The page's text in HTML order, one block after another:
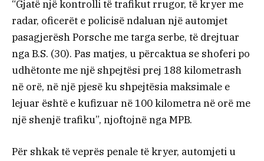
“Gjatë një kontrolli të trafikut rrugor, të kryer me
radar, oficerët e policisë ndaluan një automjet
pasagjerësh Porsche me targa serbe, të drejtuar
nga B.S. (30). Pas matjes, u përcaktua se shoferi po
udhëtonte me një shpejtësi prej 188 kilometrash
në orë, në një pjesë ku shpejtësia maksimale e
lejuar është e kufizuar në 100 kilometra në orë me
një shenjë trafiku”, njoftojnë nga MPB.
Për shkak të veprës penale të kryer, automjeti u